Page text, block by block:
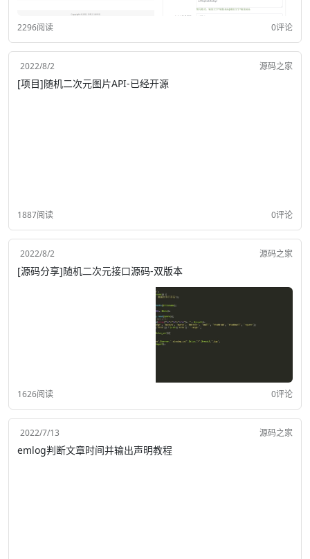
2296阅读 0评论
2022/8/2 源码之家
[项目]随机二次元图片API-已经开源
1887阅读 0评论
2022/8/2 源码之家
[源码分享]随机二次元接口源码-双版本
1626阅读 0评论
2022/7/13 源码之家
emlog判断文章时间并输出声明教程